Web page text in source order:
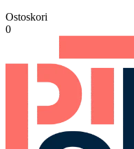
Ostoskori
0